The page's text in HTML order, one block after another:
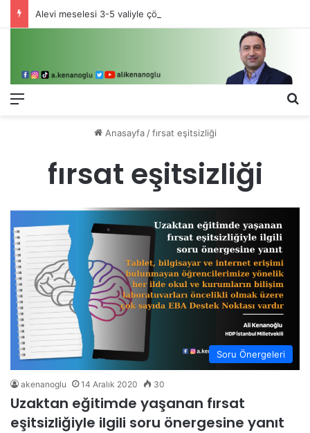
Menü
Anasayfa / fırsat eşitsizliği
fırsat eşitsizliği
Soru Önergeleri
akenanoglu 14 Aralık 2020 30
Uzaktan eğitimde yaşanan fırsat
eşitsizliğiyle ilgili soru önergesine yanıt